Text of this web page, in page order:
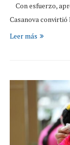
Con esfuerzo,
Casanova
Leer más